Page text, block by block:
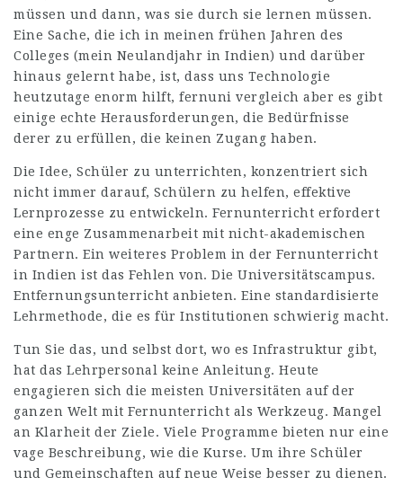
müssen und dann, was sie durch sie lernen müssen.
Eine Sache, die ich in meinen frühen Jahren des
Colleges (mein Neulandjahr in Indien) und darüber
hinaus gelernt habe, ist, dass uns Technologie
heutzutage enorm hilft, fernuni vergleich aber es gibt
einige echte Herausforderungen, die Bedürfnisse
derer zu erfüllen, die keinen Zugang haben.
Die Idee, Schüler zu unterrichten, konzentriert sich
nicht immer darauf, Schülern zu helfen, effektive
Lernprozesse zu entwickeln. Fernunterricht erfordert
eine enge Zusammenarbeit mit nicht-akademischen
Partnern. Ein weiteres Problem in der Fernunterricht
in Indien ist das Fehlen von. Die Universitätscampus.
Entfernungsunterricht anbieten. Eine standardisierte
Lehrmethode, die es für Institutionen schwierig macht.
Tun Sie das, und selbst dort, wo es Infrastruktur gibt,
hat das Lehrpersonal keine Anleitung. Heute
engagieren sich die meisten Universitäten auf der
ganzen Welt mit Fernunterricht als Werkzeug. Mangel
an Klarheit der Ziele. Viele Programme bieten nur eine
vage Beschreibung, wie die Kurse. Um ihre Schüler
und Gemeinschaften auf neue Weise besser zu dienen.